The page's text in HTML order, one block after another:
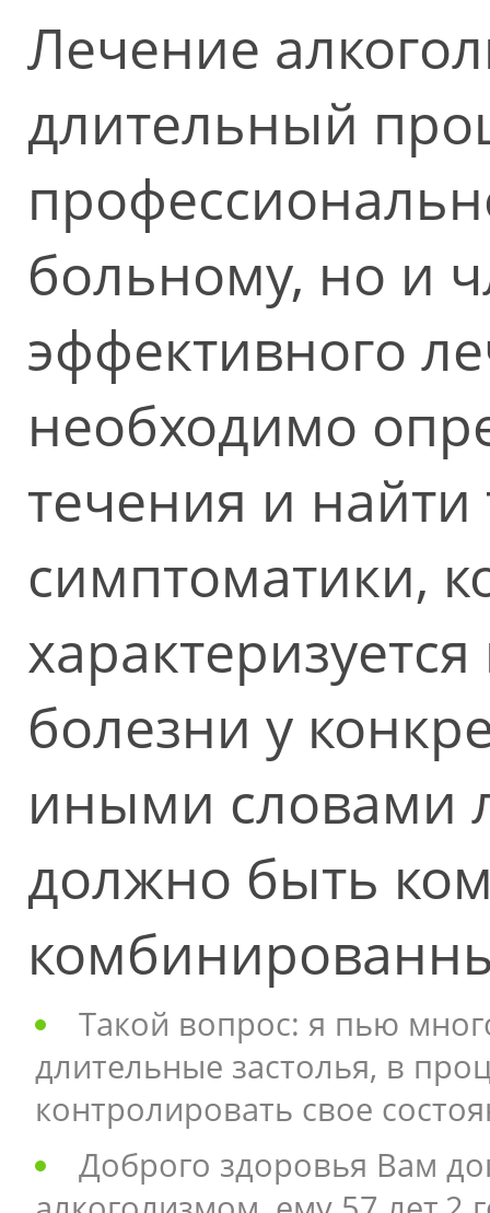
Лечение
длительный
больному, но и
эффективного
необходимо
течения и найти
симптоматики,
болезни у
иными словами
должно быть
Такой вопрос: я пью
длительные застолья, в
контролировать свое
Доброго здоровья Вам